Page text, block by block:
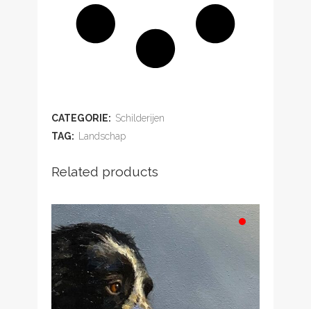
CATEGORIE: Schilderijen
TAG:
Landschap
Related products